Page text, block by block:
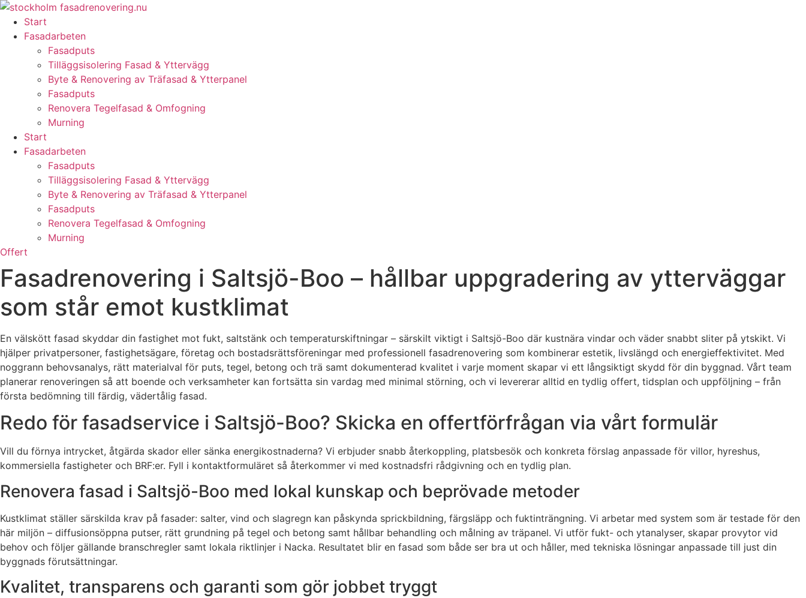
Skip
content
Start
Fasadarbeten
Fasadputs
Tilläggsisolering Fasad & Yttervägg
Byte & Renovering av Träfasad & Ytterpanel
Fasadputs
Renovera Tegelfasad & Omfogning
Murning
Start
Fasadarbeten
Fasadputs
Tilläggsisolering Fasad & Yttervägg
Byte & Renovering av Träfasad & Ytterpanel
Fasadputs
Renovera Tegelfasad & Omfogning
Murning
Offert
Fasadrenovering i Saltsjö-Boo – hållbar uppgradering av ytterväggar
som står emot kustklimat
En välskött fasad skyddar din fastighet mot fukt, saltstänk och temperaturskiftningar – särskilt viktigt i Saltsjö-Boo där kustnära vindar och väder snabbt sliter på ytskikt. Vi
hjälper privatpersoner, fastighetsägare, företag och bostadsrättsföreningar med professionell fasadrenovering som kombinerar estetik, livslängd och energieffektivitet. Med
noggrann behovsanalys, rätt materialval för puts, tegel, betong och trä samt dokumenterad kvalitet i varje moment skapar vi ett långsiktigt skydd för din byggnad. Vårt team
planerar renoveringen så att boende och verksamheter kan fortsätta sin vardag med minimal störning, och vi levererar alltid en tydlig offert, tidsplan och uppföljning – från
första bedömning till färdig, vädertålig fasad.
Redo för fasadservice i Saltsjö-Boo? Skicka en offertförfrågan via vårt formulär
Vill du förnya intrycket, åtgärda skador eller sänka energikostnaderna? Vi erbjuder snabb återkoppling, platsbesök och konkreta förslag anpassade för villor, hyreshus,
kommersiella fastigheter och BRF:er. Fyll i kontaktformuläret så återkommer vi med kostnadsfri rådgivning och en tydlig plan.
Renovera fasad i Saltsjö-Boo med lokal kunskap och beprövade metoder
Kustklimat ställer särskilda krav på fasader: salter, vind och slagregn kan påskynda sprickbildning, färgsläpp och fuktinträngning. Vi arbetar med system som är testade för den
här miljön – diffusionsöppna putser, rätt grundning på tegel och betong samt hållbar behandling och målning av träpanel. Vi utför fukt- och ytanalyser, skapar provytor vid
behov och följer gällande branschregler samt lokala riktlinjer i Nacka. Resultatet blir en fasad som både ser bra ut och håller, med tekniska lösningar anpassade till just din
byggnads förutsättningar.
Kvalitet, transparens och garanti som gör jobbet tryggt